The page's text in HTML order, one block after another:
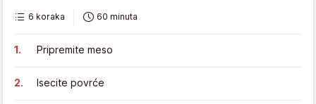
6 koraka 60 minuta
Pripremite meso
Isecite povrće